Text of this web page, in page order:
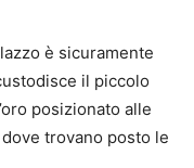
è sicuramente
il piccolo
posizionato alle
trovano posto le